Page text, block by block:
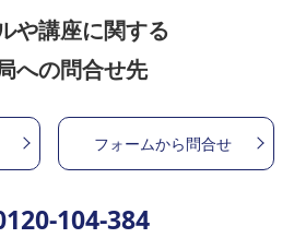
や講座に関する
への問合せ先
フォームから問合せ
104-384